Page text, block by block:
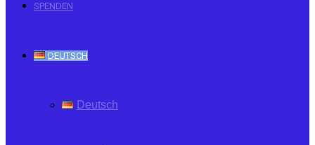
SPENDEN
DEUTSCH
Deutsch